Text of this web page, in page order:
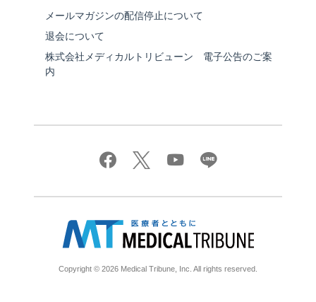
メールマガジンの配信停止について
退会について
株式会社メディカルトリビューン 電子公告のご案
内
Copyright © 2026 Medical Tribune, Inc. All rights reserved.